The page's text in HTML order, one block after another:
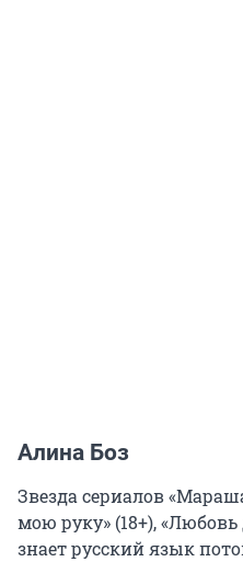
Алина Боз
Звезда сериалов
мою руку» (18+),
знает русский язык